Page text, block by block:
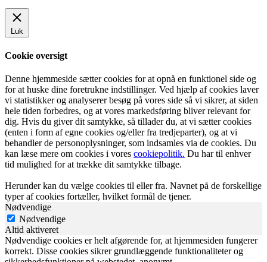
Luk
Cookie oversigt
Denne hjemmeside sætter cookies for at opnå en funktionel side og
for at huske dine foretrukne indstillinger. Ved hjælp af cookies laver
vi statistikker og analyserer besøg på vores side så vi sikrer, at siden
hele tiden forbedres, og at vores markedsføring bliver relevant for
dig. Hvis du giver dit samtykke, så tillader du, at vi sætter cookies
(enten i form af egne cookies og/eller fra tredjeparter), og at vi
behandler de personoplysninger, som indsamles via de cookies. Du
kan læse mere om cookies i vores cookiepolitik. Du har til enhver
tid mulighed for at trække dit samtykke tilbage.
Herunder kan du vælge cookies til eller fra. Navnet på de forskellige
typer af cookies fortæller, hvilket formål de tjener.
Nødvendige
Nødvendige
Altid aktiveret
Nødvendige cookies er helt afgørende for, at hjemmesiden fungerer
korrekt. Disse cookies sikrer grundlæggende funktionaliteter og